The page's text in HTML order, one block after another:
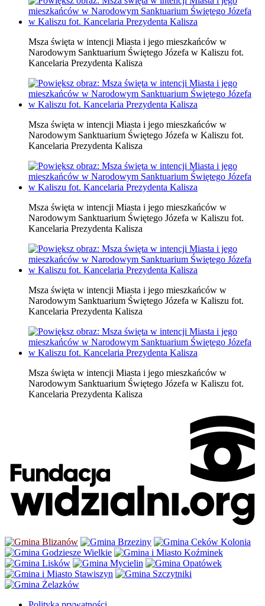
Msza święta w intencji Miasta i jego mieszkańców w
Narodowym Sanktuarium Świętego Józefa w Kaliszu fot.
Kancelaria Prezydenta Kalisza
Msza święta w intencji Miasta i jego mieszkańców w
Narodowym Sanktuarium Świętego Józefa w Kaliszu fot.
Kancelaria Prezydenta Kalisza
Msza święta w intencji Miasta i jego mieszkańców w
Narodowym Sanktuarium Świętego Józefa w Kaliszu fot.
Kancelaria Prezydenta Kalisza
Msza święta w intencji Miasta i jego mieszkańców w
Narodowym Sanktuarium Świętego Józefa w Kaliszu fot.
Kancelaria Prezydenta Kalisza
Msza święta w intencji Miasta i jego mieszkańców w
Narodowym Sanktuarium Świętego Józefa w Kaliszu fot.
Kancelaria Prezydenta Kalisza